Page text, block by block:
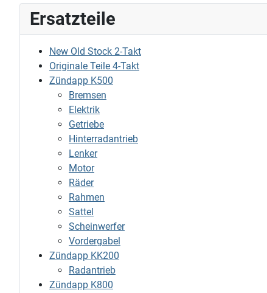
Ersatzteile
New Old Stock 2-Takt
Originale Teile 4-Takt
Zündapp K500
Bremsen
Elektrik
Getriebe
Hinterradantrieb
Lenker
Motor
Räder
Rahmen
Sattel
Scheinwerfer
Vordergabel
Zündapp KK200
Radantrieb
Zündapp K800